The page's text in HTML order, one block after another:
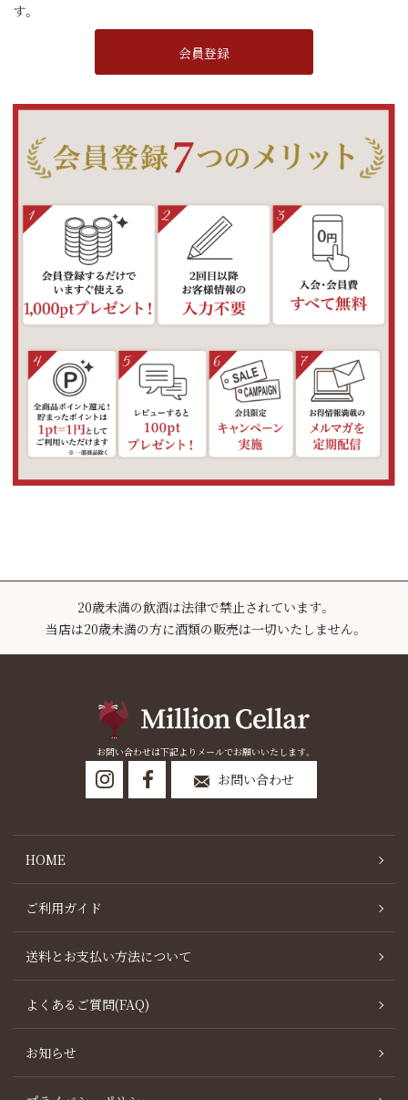
す。
会員登録
20歳未満の飲酒は法律で禁止されています。
当店は20歳未満の方に酒類の販売は一切いたしません。
お問い合わせは下記よりメールでお願いいたします。
お問い合わせ
HOME
ご利用ガイド
送料とお支払い方法について
よくあるご質問(FAQ)
お知らせ